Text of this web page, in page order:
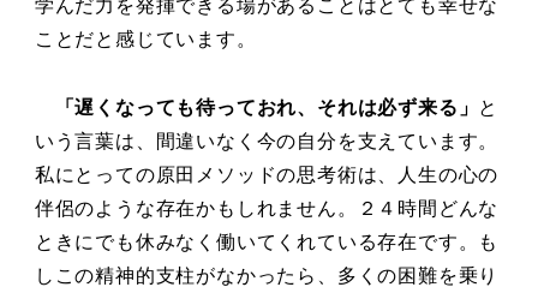
ことだと感じています。
「遅くなっても待っておれ、それは必ず来る」 と
いう言葉は、間違いなく今の自分を支えています。
私にとっての原田メソッドの思考術は、人生の心の
伴侶のような存在かもしれません。２４時間どんな
ときにでも休みなく働いてくれている存在です。も
しこの精神的支柱がなかったら、多くの困難を乗り